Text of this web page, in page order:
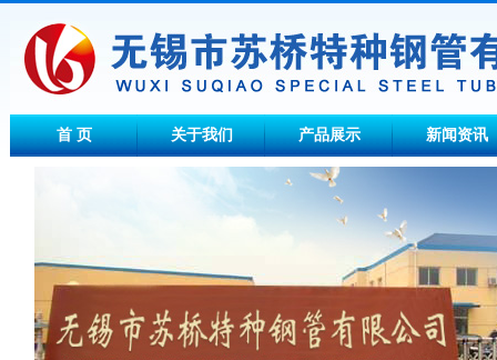
首 页 关于我们 产品展示 新闻资讯